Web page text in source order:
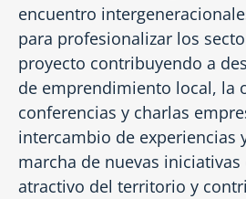
encuentro
para profesionalizar los
proyecto contribuyendo a
de emprendimiento local, la
conferencias y charlas
intercambio de experiencias
marcha de nuevas
atractivo del territorio y